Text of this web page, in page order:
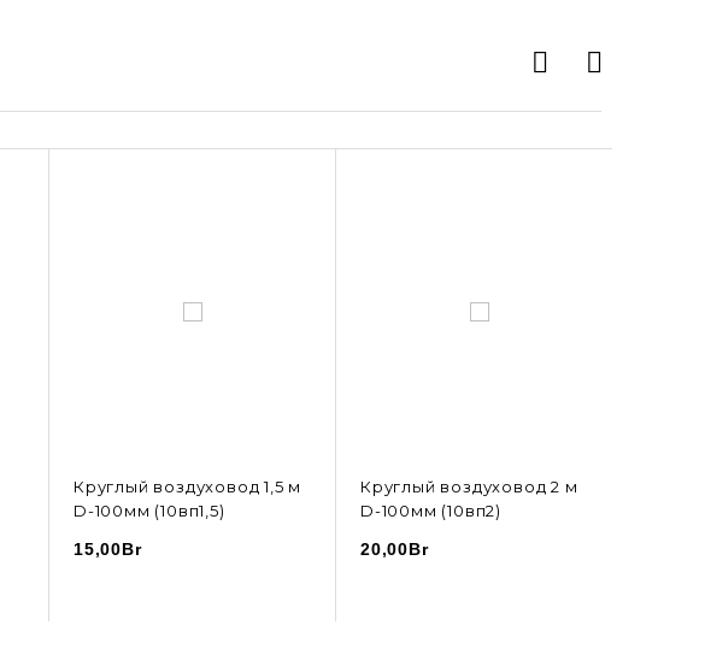
Круглый воздуховод 1,5 м
D-100мм (10вп1,5)
15,00Br
Круглый воздуховод 2 м
D-100мм (10вп2)
20,00Br